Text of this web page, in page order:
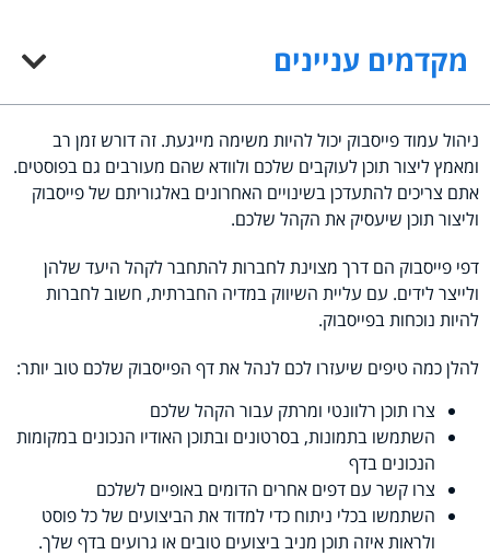
מקדמים עניינים
ניהול עמוד פייסבוק יכול להיות משימה מייגעת. זה דורש זמן רב
ומאמץ ליצור תוכן לעוקבים שלכם ולוודא שהם מעורבים גם בפוסטים.
אתם צריכים להתעדכן בשינויים האחרונים באלגוריתם של פייסבוק
וליצור תוכן שיעסיק את הקהל שלכם.
דפי פייסבוק הם דרך מצוינת לחברות להתחבר לקהל היעד שלהן
ולייצר לידים. עם עליית השיווק במדיה החברתית, חשוב לחברות
להיות נוכחות בפייסבוק.
להלן כמה טיפים שיעזרו לכם לנהל את דף הפייסבוק שלכם טוב יותר:
צרו תוכן רלוונטי ומרתק עבור הקהל שלכם
השתמשו בתמונות, בסרטונים ובתוכן האודיו הנכונים במקומות
הנכונים בדף
צרו קשר עם דפים אחרים הדומים באופיים לשלכם
השתמשו בכלי ניתוח כדי למדוד את הביצועים של כל פוסט
ולראות איזה תוכן מניב ביצועים טובים או גרועים בדף שלך.